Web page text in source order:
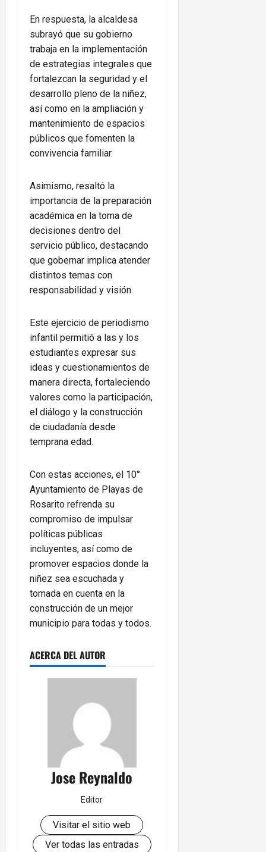
En respuesta, la alcaldesa
subrayó que su gobierno
trabaja en la implementación
de estrategias integrales que
fortalezcan la seguridad y el
desarrollo pleno de la niñez,
así como en la ampliación y
mantenimiento de espacios
públicos que fomenten la
convivencia familiar.
Asimismo, resaltó la
importancia de la preparación
académica en la toma de
decisiones dentro del
servicio público, destacando
que gobernar implica atender
distintos temas con
responsabilidad y visión.
Este ejercicio de periodismo
infantil permitió a las y los
estudiantes expresar sus
ideas y cuestionamientos de
manera directa, fortaleciendo
valores como la participación,
el diálogo y la construcción
de ciudadanía desde
temprana edad.
Con estas acciones, el 10°
Ayuntamiento de Playas de
Rosarito refrenda su
compromiso de impulsar
políticas públicas
incluyentes, así como de
promover espacios donde la
niñez sea escuchada y
tomada en cuenta en la
construcción de un mejor
municipio para todas y todos.
ACERCA DEL AUTOR
Jose Reynaldo
Editor
Visitar el sitio web
Ver todas las entradas